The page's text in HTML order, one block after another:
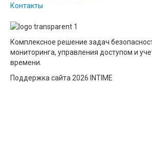
Контакты
Комплексное решение задач
мониторинга, управления доступом и
времени.
Поддержка сайта 2026 INTIME